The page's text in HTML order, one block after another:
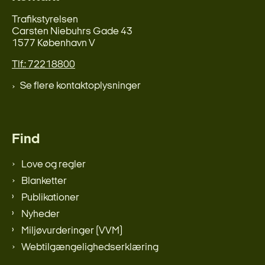
Trafikstyrelsen
Carsten Niebuhrs Gade 43
1577 København V
Tlf.: 72218800
Se flere kontaktoplysninger
Find
Love og regler
Blanketter
Publikationer
Nyheder
Miljøvurderinger (VVM)
Webtilgængelighedserklæring